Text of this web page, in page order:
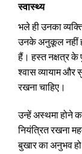
स्वास्थ्य
भले ही उनका
उनके अनुकूल नहीं
हैं। हस्त नक्षत्र
श्वास व्यायाम
रखना चाहिए।
उन्हें अस्थमा होने
नियंत्रित रखना
बुखार का अनुभव